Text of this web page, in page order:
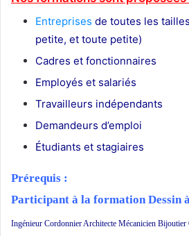
Entreprises de toutes les
petite, et toute petite)
Cadres et fonctionnaires
Employés et salariés
Travailleurs indépendants
Demandeurs d’emploi
Étudiants et stagiaires
Prérequis :
Participant à la formation Dessin
Ingénieur Cordonnier Architecte Mécanicien